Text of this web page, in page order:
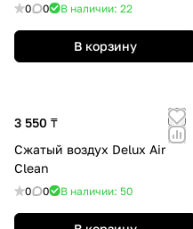
0 0 В наличии: 22
В корзину
3 550 ₸
Сжатый воздух Delux Air
Clean
0 0 В наличии: 50